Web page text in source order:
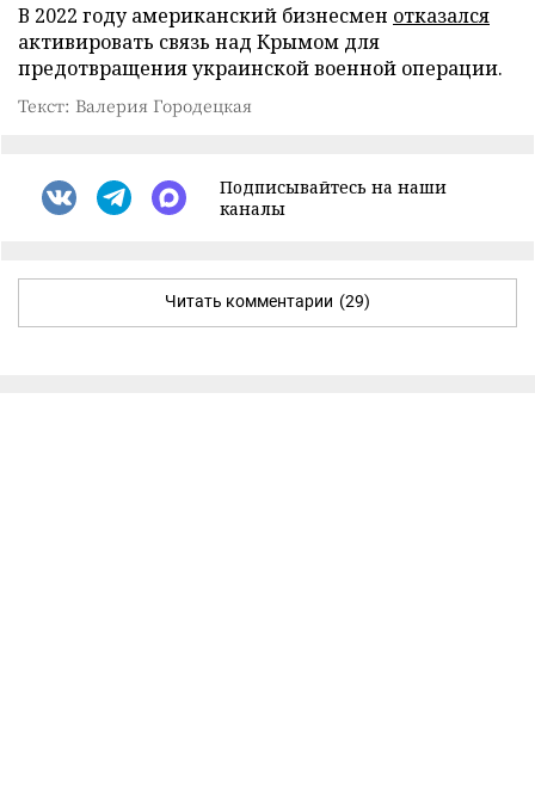
В 2022 году американский бизнесмен отказался
активировать связь над Крымом для
предотвращения украинской военной операции.
Текст: Валерия Городецкая
Подписывайтесь на наши
каналы
Читать комментарии (29)